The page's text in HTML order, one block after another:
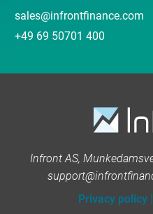
sales@infrontfinance.com
+49 69 50701 400
Infront AS,
Privacy policy |